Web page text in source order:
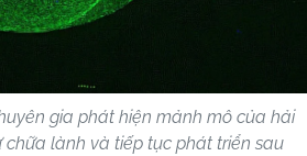
gia phát hiện mảnh mô của hải
chữa lành và tiếp tục phát triển sau